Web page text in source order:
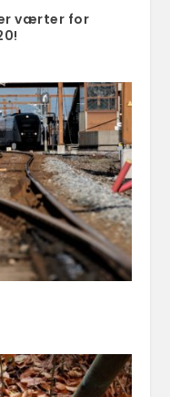
er værter for